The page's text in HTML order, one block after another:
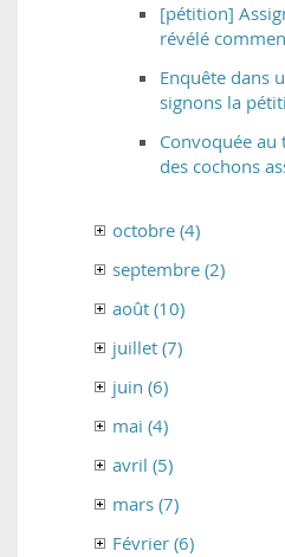
[pétition]
révélé
Enquête dans
signons la
Convoquée
des cochons
octobre (4)
septembre (2)
août (10)
juillet (7)
juin (6)
mai (4)
avril (5)
mars (7)
Février (6)